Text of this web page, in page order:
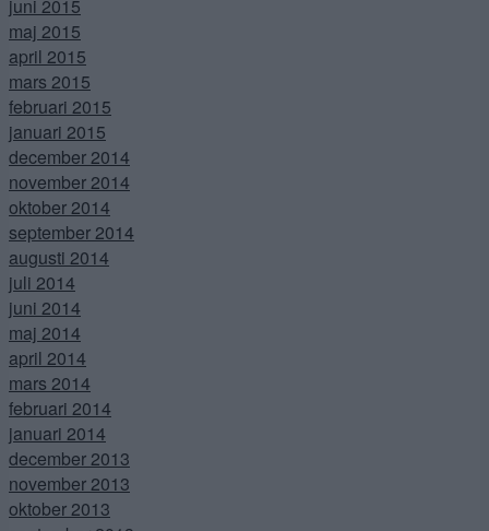
juni 2015
maj 2015
april 2015
mars 2015
februari 2015
januari 2015
december 2014
november 2014
oktober 2014
september 2014
augusti 2014
juli 2014
juni 2014
maj 2014
april 2014
mars 2014
februari 2014
januari 2014
december 2013
november 2013
oktober 2013